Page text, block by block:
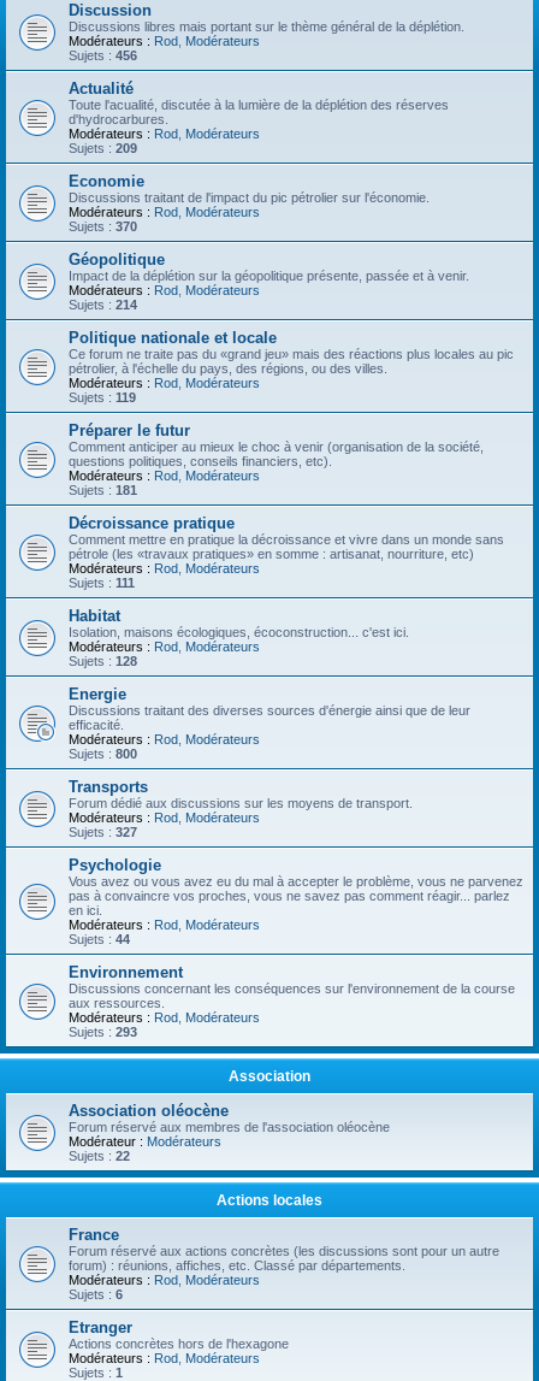
Discussion
Discussions libres mais portant sur le thème général de la déplétion.
Modérateurs : Rod Modérateurs
Sujets : 456
Actualité
Toute l'acualité, discutée à la lumière de la déplétion des réserves
d'hydrocarbures.
Modérateurs : Rod Modérateurs
Sujets : 209
Economie
Discussions traitant de l'impact du pic pétrolier sur l'économie.
Modérateurs : Rod Modérateurs
Sujets : 370
Géopolitique
Impact de la déplétion sur la géopolitique présente, passée et à venir.
Modérateurs : Rod Modérateurs
Sujets : 214
Politique nationale et locale
Ce forum ne traite pas du «grand jeu» mais des réactions plus locales au pic
pétrolier, à l'échelle du pays, des régions, ou des villes.
Modérateurs : Rod Modérateurs
Sujets : 119
Préparer le futur
Comment anticiper au mieux le choc à venir (organisation de la société,
questions politiques, conseils financiers, etc).
Modérateurs : Rod Modérateurs
Sujets : 181
Décroissance pratique
Comment mettre en pratique la décroissance et vivre dans un monde sans
pétrole (les «travaux pratiques» en somme : artisanat, nourriture, etc)
Modérateurs : Rod Modérateurs
Sujets : 111
Habitat
Isolation, maisons écologiques, écoconstruction... c'est ici.
Modérateurs : Rod Modérateurs
Sujets : 128
Energie
Discussions traitant des diverses sources d'énergie ainsi que de leur
efficacité.
Modérateurs : Rod Modérateurs
Sujets : 800
Transports
Forum dédié aux discussions sur les moyens de transport.
Modérateurs : Rod Modérateurs
Sujets : 327
Psychologie
Vous avez ou vous avez eu du mal à accepter le problème, vous ne parvenez
pas à convaincre vos proches, vous ne savez pas comment réagir... parlez
en ici.
Modérateurs : Rod Modérateurs
Sujets : 44
Environnement
Discussions concernant les conséquences sur l'environnement de la course
aux ressources.
Modérateurs : Rod Modérateurs
Sujets : 293
Association
Association oléocène
Forum réservé aux membres de l'association oléocène
Modérateur : Modérateurs
Sujets : 22
Actions locales
France
Forum réservé aux actions concrètes (les discussions sont pour un autre
forum) : réunions, affiches, etc. Classé par départements.
Modérateurs : Rod Modérateurs
Sujets : 6
Etranger
Actions concrètes hors de l'hexagone
Modérateurs : Rod Modérateurs
Sujets : 1